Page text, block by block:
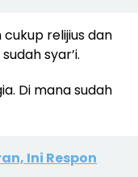
relijius dan
syar’i.
Di mana sudah
Ini Respon